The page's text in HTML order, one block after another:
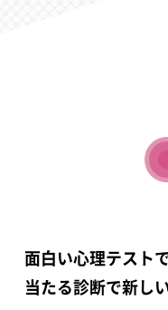
面白い心理テスト
当たる診断で新し